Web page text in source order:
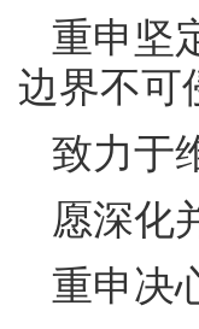
重申坚
边界不可
致力于
愿深化
重申决